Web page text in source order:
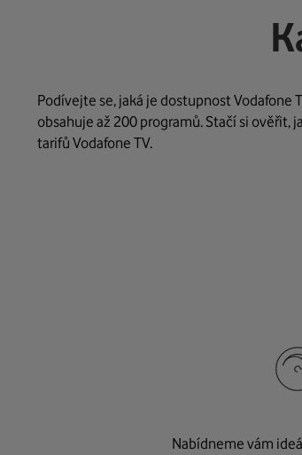
Podívejte se, jaká je dostupnost Vodafone
obsahuje až 200 programů. Stačí si
tarifů Vodafone TV.
Nabídneme vám